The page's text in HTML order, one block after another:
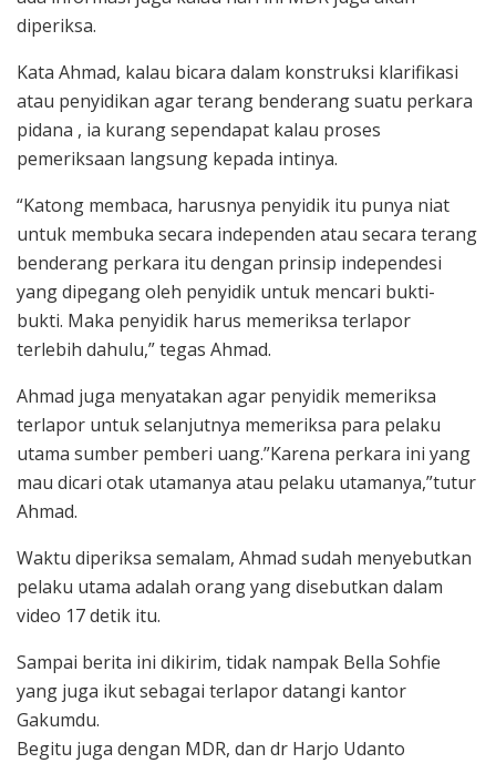
diperiksa.
Kata Ahmad, kalau bicara dalam konstruksi klarifikasi
atau penyidikan agar terang benderang suatu perkara
pidana , ia kurang sependapat kalau proses
pemeriksaan langsung kepada intinya.
“Katong membaca, harusnya penyidik itu punya niat
untuk membuka secara independen atau secara terang
benderang perkara itu dengan prinsip independesi
yang dipegang oleh penyidik untuk mencari bukti-
bukti. Maka penyidik harus memeriksa terlapor
terlebih dahulu,” tegas Ahmad.
Ahmad juga menyatakan agar penyidik memeriksa
terlapor untuk selanjutnya memeriksa para pelaku
utama sumber pemberi uang.”Karena perkara ini yang
mau dicari otak utamanya atau pelaku utamanya,”tutur
Ahmad.
Waktu diperiksa semalam, Ahmad sudah menyebutkan
pelaku utama adalah orang yang disebutkan dalam
video 17 detik itu.
Sampai berita ini dikirim, tidak nampak Bella Sohfie
yang juga ikut sebagai terlapor datangi kantor
Gakumdu.
Begitu juga dengan MDR, dan dr Harjo Udanto